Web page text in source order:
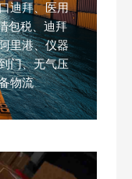
迪拜、医用
包税、迪拜
里港、仪器
门、无气压
物流